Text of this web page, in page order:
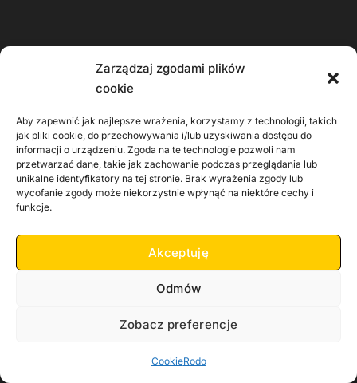
Zarządzaj zgodami plików
cookie
Aby zapewnić jak najlepsze wrażenia, korzystamy z technologii, takich
jak pliki cookie, do przechowywania i/lub uzyskiwania dostępu do
informacji o urządzeniu. Zgoda na te technologie pozwoli nam
przetwarzać dane, takie jak zachowanie podczas przeglądania lub
unikalne identyfikatory na tej stronie. Brak wyrażenia zgody lub
wycofanie zgody może niekorzystnie wpłynąć na niektóre cechy i
funkcje.
Akceptuję
Odmów
Zobacz preferencje
CookieRodo
Szklarska Poręba
Kowary
Gmina Piechowice
Gmina Podgórzyn
Gmina Mysłakowice
Gmina Janowice Wielkie
Kamery
Jelenia Góra